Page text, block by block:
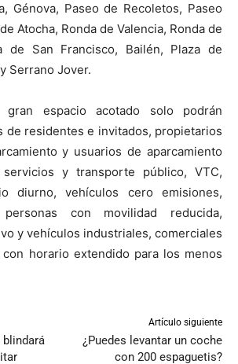
Génova, Paseo de Recoletos, Paseo
Atocha, Ronda de Valencia, Ronda de
de San Francisco, Bailén, Plaza de
Serrano Jover.
espacio acotado solo podrán
de residentes e invitados, propietarios
y usuarios de aparcamiento
y transporte público, VTC,
diurno, vehículos cero emisiones,
con movilidad reducida,
y vehículos industriales, comerciales
horario extendido para los menos
Artículo siguiente
¿Puedes levantar un coche
con 200 espaguetis?